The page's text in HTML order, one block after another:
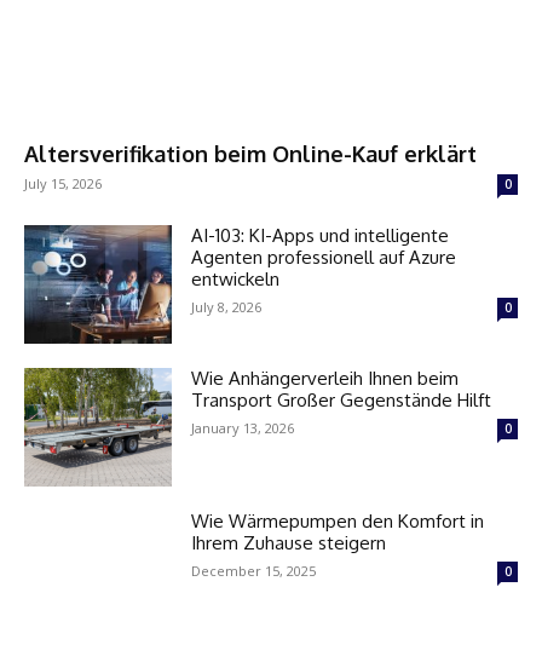
Altersverifikation beim Online-Kauf erklärt
July 15, 2026 0
AI-103: KI-Apps und intelligente
Agenten professionell auf Azure
entwickeln
July 8, 2026 0
Wie Anhängerverleih Ihnen beim
Transport Großer Gegenstände Hilft
January 13, 2026 0
Wie Wärmepumpen den Komfort in
Ihrem Zuhause steigern
December 15, 2025 0